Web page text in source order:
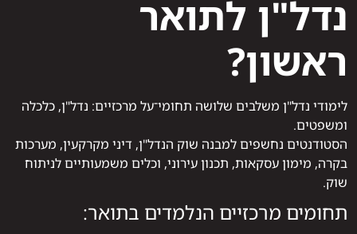
נדל"ן לתואר
ראשון?
לימודי נדל"ן משלבים שלושה תחומי־על מרכזיים: נדל"ן, כלכלה
ומשפטים.
הסטודנטים נחשפים למבנה שוק הנדל"ן, דיני מקרקעין, מערכות
בקרה, מימון עסקאות, תכנון עירוני, וכלים משמעותיים לניתוח
שוק.
תחומים מרכזיים הנלמדים בתואר: